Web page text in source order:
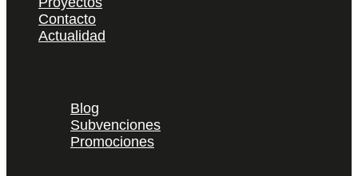
Contacto
Actualidad
Blog
Subvenciones
Promociones